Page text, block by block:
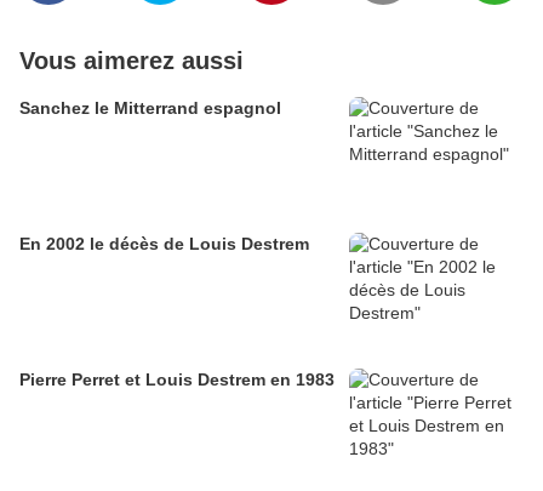
Vous aimerez aussi
Sanchez le Mitterrand espagnol
En 2002 le décès de Louis Destrem
Pierre Perret et Louis Destrem en 1983